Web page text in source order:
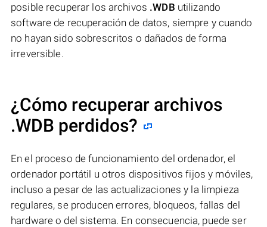
posible recuperar los archivos .WDB utilizando
software de recuperación de datos, siempre y cuando
no hayan sido sobrescritos o dañados de forma
irreversible.
¿Cómo recuperar archivos
.WDB perdidos?
En el proceso de funcionamiento del ordenador, el
ordenador portátil u otros dispositivos fijos y móviles,
incluso a pesar de las actualizaciones y la limpieza
regulares, se producen errores, bloqueos, fallas del
hardware o del sistema. En consecuencia, puede ser